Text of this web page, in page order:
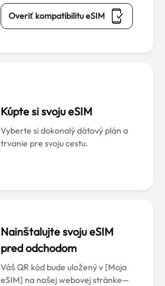
Overiť kompatibilitu eSIM
Kúpte si svoju eSIM
Vyberte si dokonalý dátový plán a
trvanie pre svoju cestu.
Nainštalujte svoju eSIM
pred odchodom
Váš QR kód bude uložený v [Moja
eSIM] na našej webovej stránke—